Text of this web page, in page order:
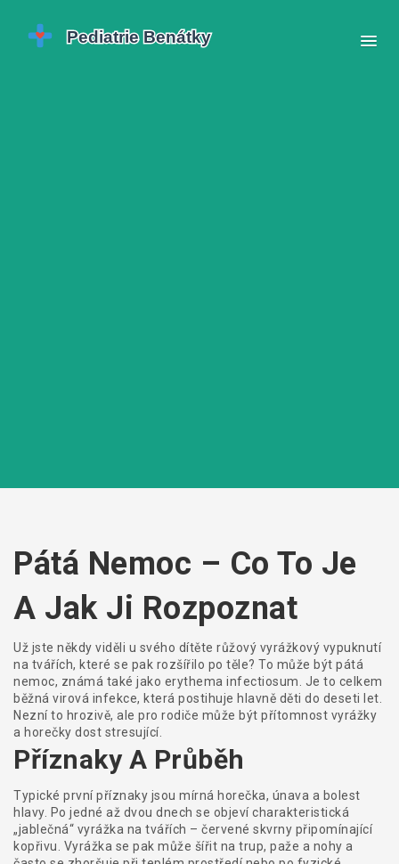
Pátá Nemoc – Co To Je
A Jak Ji Rozpoznat
Už jste někdy viděli u svého dítěte růžový vyrážkový vypuknutí
na tvářích, které se pak rozšířilo po těle? To může být pátá
nemoc, známá také jako erythema infectiosum. Je to celkem
běžná virová infekce, která postihuje hlavně děti do deseti let.
Nezní to hrozivě, ale pro rodiče může být přítomnost vyrážky
a horečky dost stresující.
Příznaky A Průběh
Typické první příznaky jsou mírná horečka, únava a bolest
hlavy. Po jedné až dvou dnech se objeví charakteristická
„jablečná“ vyrážka na tvářích – červené skvrny připomínající
kopřivu. Vyrážka se pak může šířit na trup, paže a nohy a